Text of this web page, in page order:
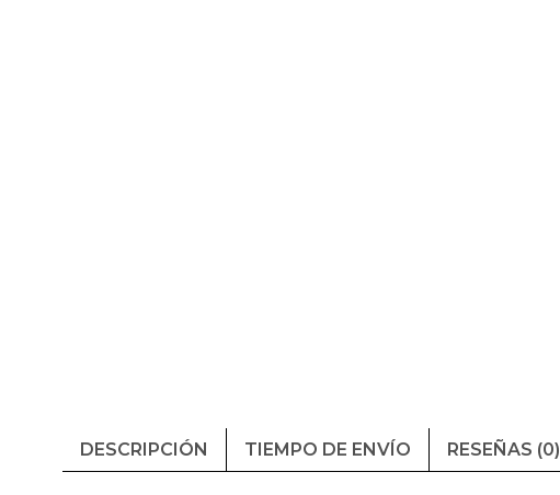
DESCRIPCIÓN TIEMPO DE ENVÍO RESEÑAS (0)